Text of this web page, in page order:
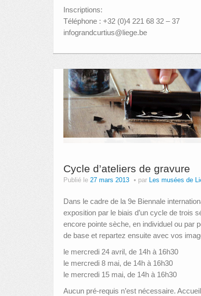
Inscriptions:
Téléphone : +32 (0)4 221 68 32 – 37
infograndcurtius@liege.be
Cycle d’ateliers de gravure
Publié le 27 mars 2013 par Les musées de
Dans le cadre de la 9e Biennale
exposition par le biais d’un cycle de trois
encore pointe sèche, en individuel ou par
de base et repartez ensuite avec vos
le mercredi 24 avril, de 14h à 16h30
le mercredi 8 mai, de 14h à 16h30
le mercredi 15 mai, de 14h à 16h30
Aucun pré-requis n’est nécessaire.